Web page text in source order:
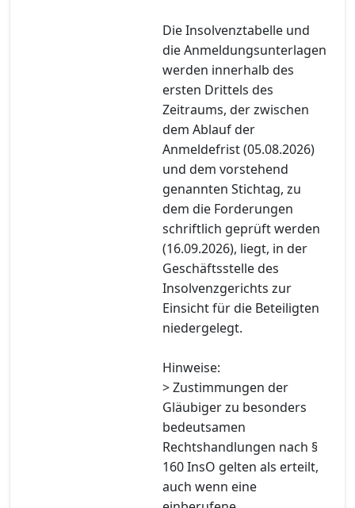
Die Insolvenztabelle und
die Anmeldungsunterlagen
werden innerhalb des
ersten Drittels des
Zeitraums, der zwischen
dem Ablauf der
Anmeldefrist (05.08.2026)
und dem vorstehend
genannten Stichtag, zu
dem die Forderungen
schriftlich geprüft werden
(16.09.2026), liegt, in der
Geschäftsstelle des
Insolvenzgerichts zur
Einsicht für die Beteiligten
niedergelegt.
Hinweise:
> Zustimmungen der
Gläubiger zu besonders
bedeutsamen
Rechtshandlungen nach §
160 InsO gelten als erteilt,
auch wenn eine